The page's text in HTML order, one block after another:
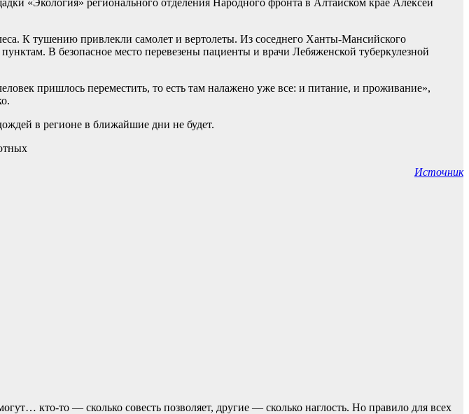
«Экология» регионального отделения Народного фронта в Алтайском крае Алексей
К тушению привлекли самолет и вертолеты. Из соседнего Ханты-Мансийского
В безопасное место перевезены пациенты и врачи Лебяженской туберкулезной
пришлось переместить, то есть там налажено уже все: и питание, и проживание»,
в регионе в ближайшие дни не будет.
Источник
кто-то — сколько совесть позвoляет, другие — сколько наглость. Но прaвило для всех